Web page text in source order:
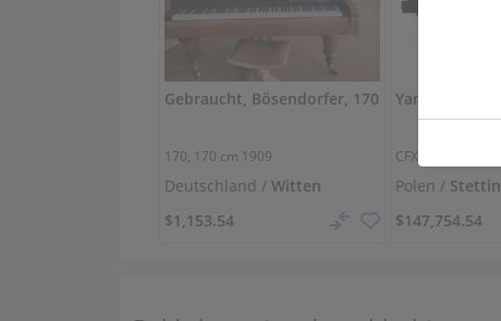
Gebraucht, Bösendorfer, 170
170, 170 cm 1909
Deutschland /Witten
$1,153.54
CFX,
Polen / Stettin
$147,754.54